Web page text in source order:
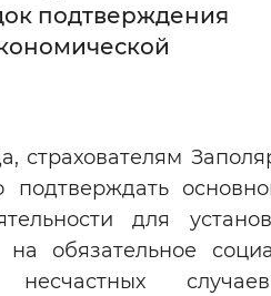
между буквами
Цвет сайта
Синий фон
подтверждения
страхователям
подтверждать
для
на обязательное
несчастных